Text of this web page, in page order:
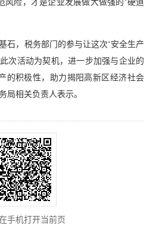
风险，才是企业发展做大做强的‘硬道
石，税务部门的参与让这次‘安全生产
次活动为契机，进一步加强与企业的
的积极性，助力揭阳高新区经济社会
局相关负责人表示。
手机打开当前页